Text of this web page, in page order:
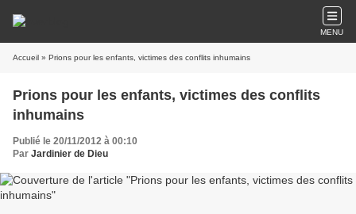
MENU
Accueil » Prions pour les enfants, victimes des conflits inhumains
Prions pour les enfants, victimes des conflits
inhumains
Publié le 20/11/2012 à 00:10
Par Jardinier de Dieu